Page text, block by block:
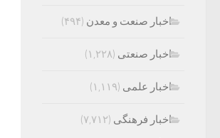
اخبار صنعت و معدن (۴۹۴)
اخبار صنعتی (۱,۲۲۸)
اخبار علمی (۱,۱۱۹)
اخبار فرهنگی (۷,۷۱۲)